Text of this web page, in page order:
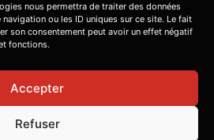
nous permettra de traiter des données
ou les ID uniques sur ce site. Le fait
son consentement peut avoir un effet négatif
fonctions.
Accepter
Refuser
équipe (de 1 à 6
plus fidèles compères
vous est compté !
piéger, vous êtes le